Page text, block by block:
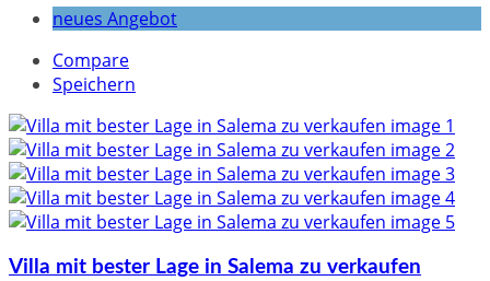
neues Angebot
Compare
Speichern
Villa mit bester Lage in Salema zu verkaufen